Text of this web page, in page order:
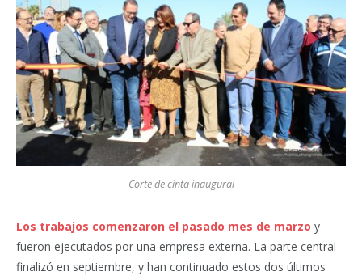
Corte de cinta inaugural
Los trabajos comenzaron el pasado mes de marzo y
fueron ejecutados por una empresa externa. La parte central
finalizó en septiembre, y han continuado estos dos últimos